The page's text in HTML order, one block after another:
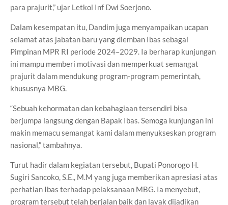
para prajurit,” ujar Letkol Inf Dwi Soerjono.
Dalam kesempatan itu, Dandim juga menyampaikan ucapan
selamat atas jabatan baru yang diemban Ibas sebagai
Pimpinan MPR RI periode 2024–2029. Ia berharap kunjungan
ini mampu memberi motivasi dan memperkuat semangat
prajurit dalam mendukung program-program pemerintah,
khususnya MBG.
“Sebuah kehormatan dan kebahagiaan tersendiri bisa
berjumpa langsung dengan Bapak Ibas. Semoga kunjungan ini
makin memacu semangat kami dalam menyukseskan program
nasional,” tambahnya.
Turut hadir dalam kegiatan tersebut, Bupati Ponorogo H.
Sugiri Sancoko, S.E., M.M yang juga memberikan apresiasi atas
perhatian Ibas terhadap pelaksanaan MBG. Ia menyebut,
program tersebut telah berjalan baik dan layak dijadikan